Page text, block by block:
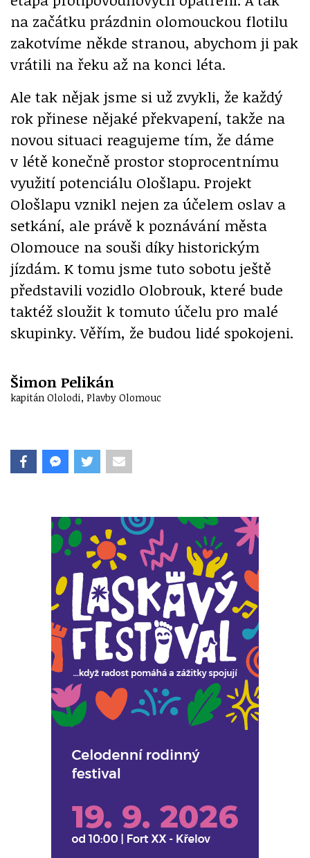
na začátku prázdnin olomouckou flotilu
zakotvíme někde stranou, abychom ji pak
vrátili na řeku až na konci léta.
Ale tak nějak jsme si už zvykli, že každý
rok přinese nějaké překvapení, takže na
novou situaci reagujeme tím, že dáme
v létě konečně prostor stoprocentnímu
využití potenciálu Ološlapu. Projekt
Ološlapu vznikl nejen za účelem oslav a
setkání, ale právě k poznávání města
Olomouce na souši díky historickým
jízdám. K tomu jsme tuto sobotu ještě
představili vozidlo Olobrouk, které bude
taktéž sloužit k tomuto účelu pro malé
skupinky. Věřím, že budou lidé spokojeni.
Šimon Pelikán
kapitán Ololodi, Plavby Olomouc